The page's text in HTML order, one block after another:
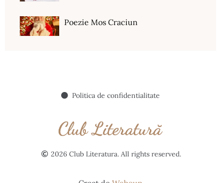
Poezie Mos Craciun
Politica de confidentialitate
2026 Club Literatura. All rights reserved.